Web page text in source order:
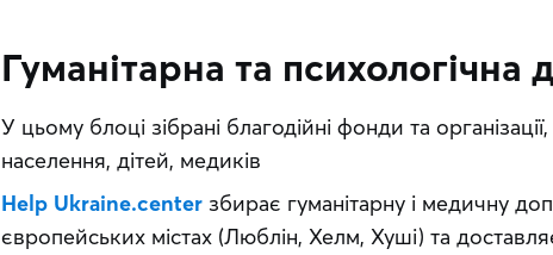
Гуманітарна та психологічна
У цьому блоці зібрані благодійні фонди та
населення, дітей, медиків
Help Ukraine.center збирає гуманітарну і медичну
європейських містах (Люблін, Хелм, Хуші) та